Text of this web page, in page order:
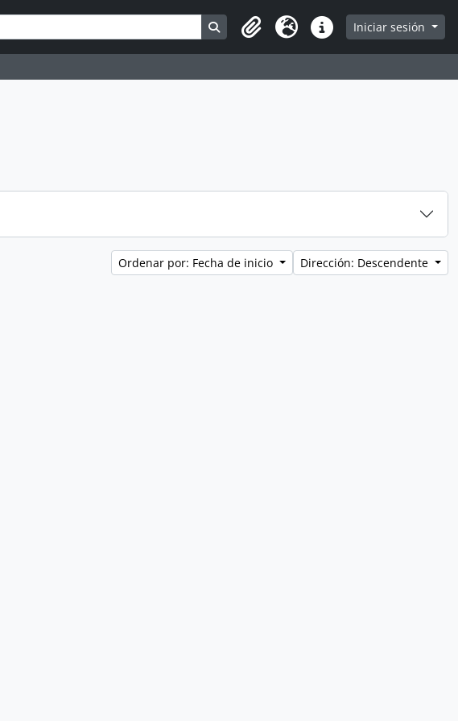
Search in browse page
Clipboard
Idioma Enlaces rápidos
Iniciar sesión
Ordenar por: Fecha de inicio Dirección: Descendente